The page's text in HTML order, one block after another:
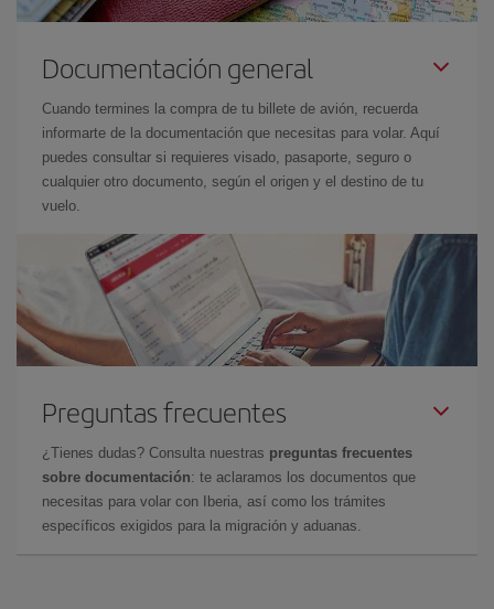
Documentación general
Cuando termines la compra de tu billete de avión, recuerda
informarte de la documentación que necesitas para volar. Aquí
puedes consultar si requieres visado, pasaporte, seguro o
cualquier otro documento, según el origen y el destino de tu
vuelo.
Preguntas frecuentes
¿Tienes dudas? Consulta nuestras preguntas frecuentes
sobre documentación: te aclaramos los documentos que
necesitas para volar con Iberia, así como los trámites
específicos exigidos para la migración y aduanas.